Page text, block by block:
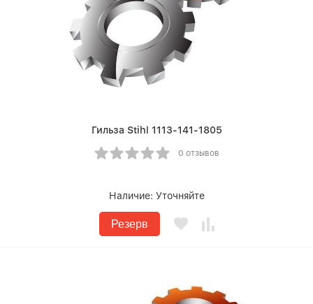
Гильза Stihl 1113-141-1805
0 отзывов
Наличие: Уточняйте
Резерв